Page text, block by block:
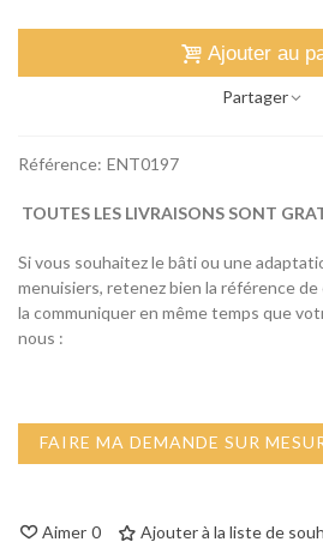
Ajouter au
Partager
Référence: ENT0197
TOUTES LES LIVRAISONS SONT
Si vous souhaitez le bâti ou une
menuisiers, retenez bien la référence
la communiquer en même temps que
nous :
FAIRE MA DEMANDE SUR
Aimer 0 Ajouter à la liste de